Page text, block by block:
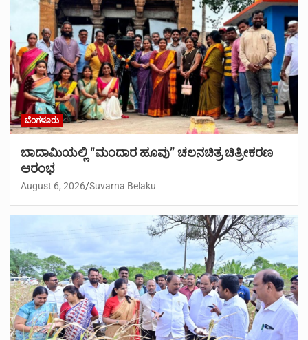
ಬೆಂಗಳೂರು
ಬಾದಾಮಿಯಲ್ಲಿ “ಮಂದಾರ ಹೂವು” ಚಲನಚಿತ್ರ ಚಿತ್ರೀಕರಣ
ಆರಂಭ
August 6, 2026 Suvarna Belaku